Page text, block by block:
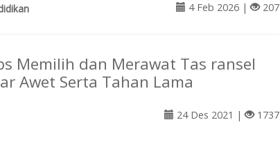
4 Feb 2026 | 207
Memilih dan Merawat Tas ransel
Awet Serta Tahan Lama
24 Des 2021 | 1737